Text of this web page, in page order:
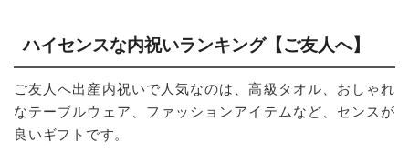
ハイセンスな内祝いランキング【ご友人へ】
ご友人へ出産内祝いで人気なのは、高級タオル、おしゃれ
なテーブルウェア、ファッションアイテムなど、センスが
良いギフトです。